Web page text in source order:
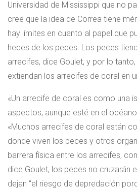
Universidad de Mississippi que no
cree que la idea de Correa tiene
hay límites en cuanto al papel que
heces de los peces. Los peces
arrecifes, dice Goulet, y por lo
extiendan los arrecifes de coral en
«Un arrecife de coral es como una
aspectos, aunque esté en el
«Muchos arrecifes de coral están
donde viven los peces y otros
barrera física entre los arrecifes,
dice Goulet, los peces no cruzarán
dejan “el riesgo de depredación